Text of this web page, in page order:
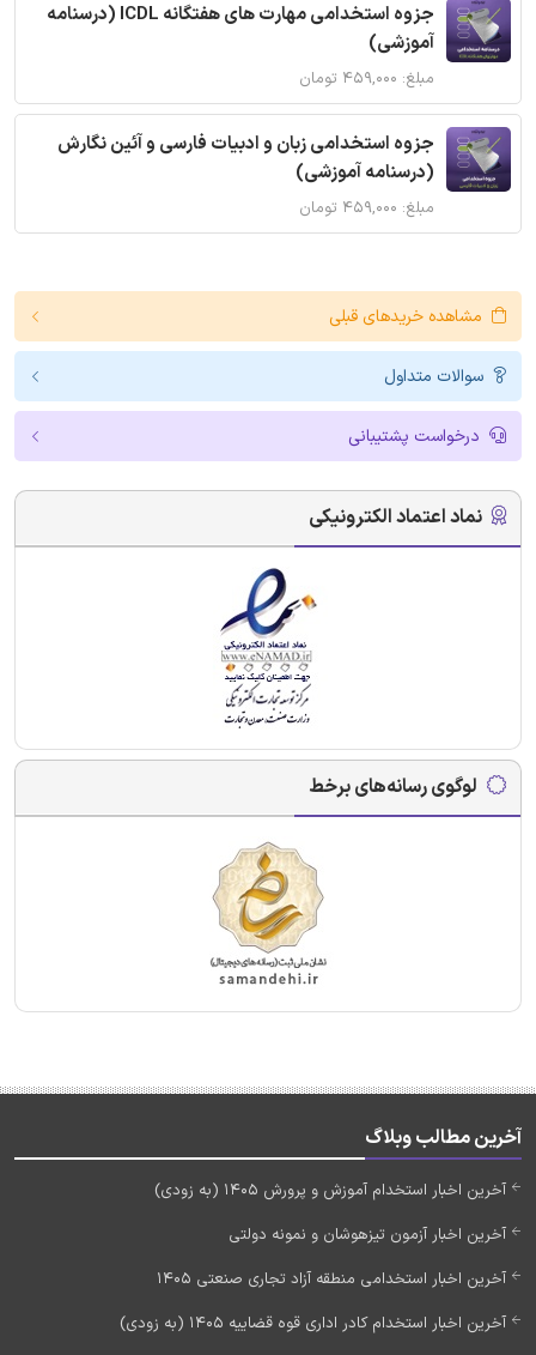
جزوه استخدامی مهارت های هفتگانه ICDL (درسنامه
آموزشی)
مبلغ: ۴۵۹,۰۰۰ تومان
جزوه استخدامی زبان و ادبیات فارسی و آئین نگارش
(درسنامه آموزشی)
مبلغ: ۴۵۹,۰۰۰ تومان
مشاهده خریدهای قبلی
سوالات متداول
درخواست پشتیبانی
نماد اعتماد الکترونیکی
لوگوی رسانه‌های برخط
آخرین مطالب وبلاگ
آخرین اخبار استخدام آموزش و پرورش 1405 (به زودی)
آخرین اخبار آزمون تیزهوشان و نمونه دولتی
آخرین اخبار استخدامی منطقه آزاد تجاری صنعتی 1405
آخرین اخبار استخدام کادر اداری قوه قضاییه 1405 (به زودی)